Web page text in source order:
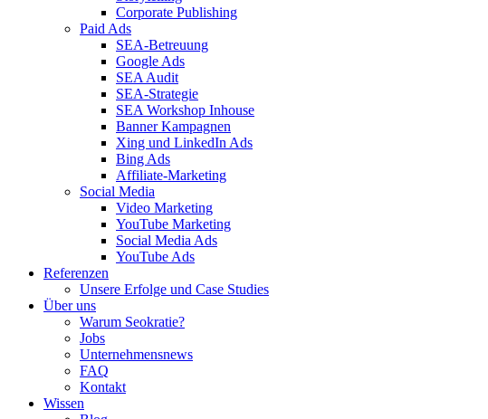
Corporate Publishing
Paid Ads
SEA-Betreuung
Google Ads
SEA Audit
SEA-Strategie
SEA Workshop Inhouse
Banner Kampagnen
Xing und LinkedIn Ads
Bing Ads
Affiliate-Marketing
Social Media
Video Marketing
YouTube Marketing
Social Media Ads
YouTube Ads
Referenzen
Unsere Erfolge und Case Studies
Über uns
Warum Seokratie?
Jobs
Unternehmensnews
FAQ
Kontakt
Wissen